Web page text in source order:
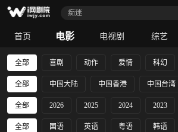
痴迷
首页 电影 电视剧 综艺
全部 喜剧 动作 爱情 科幻
全部 中国大陆 中国香港 中国台湾
全部 2026 2025 2024 2023
全部 国语 英语 粤语 韩语